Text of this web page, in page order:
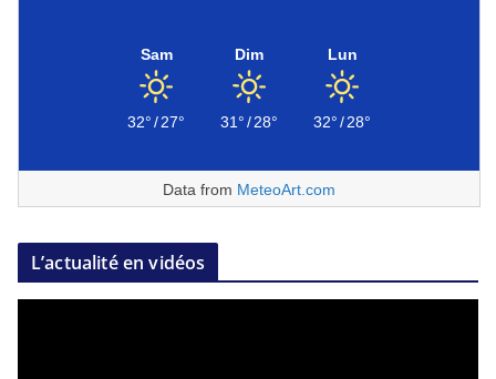
Sam
32°/27°
Dim
31°/28°
Lun
32°/28°
Data from MeteoArt.com
L’actualité en vidéos